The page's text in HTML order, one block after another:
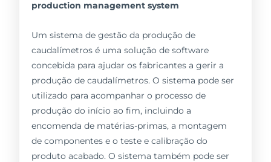
production management system
Um sistema de gestão da produção de
caudalímetros é uma solução de software
concebida para ajudar os fabricantes a gerir a
produção de caudalímetros. O sistema pode ser
utilizado para acompanhar o processo de
produção do início ao fim, incluindo a
encomenda de matérias-primas, a montagem
de componentes e o teste e calibração do
produto acabado. O sistema também pode ser